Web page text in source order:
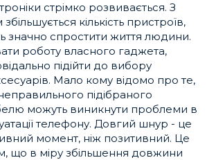
стрімко розвивається. З
кількість пристроїв,
значно спростити життя людини.
роботу власного гаджета,
підійти до вибору
Мало кому відомо про те,
підібраного
можуть виникнути проблеми в
телефону. Довгий шнур - це
момент, ніж позитивний. Це
що в міру збільшення довжини